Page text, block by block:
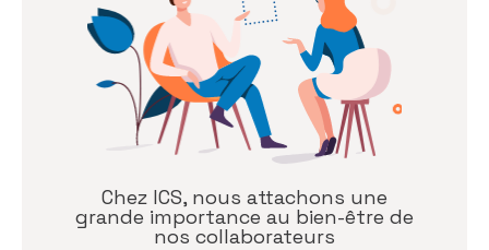
Chez ICS, nous attachons une
grande importance au bien-être de
nos collaborateurs